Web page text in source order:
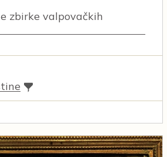
zbirke valpovačkih